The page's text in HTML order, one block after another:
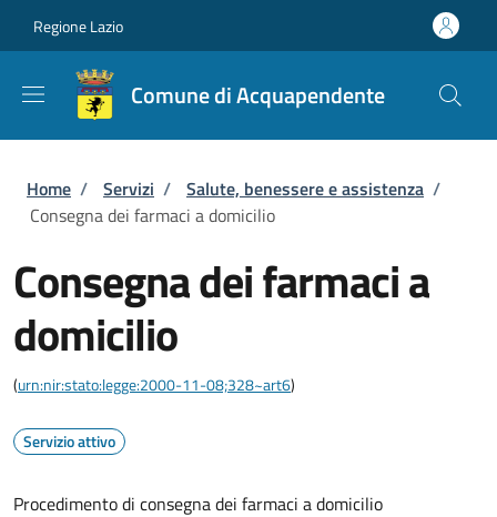
Regione Lazio
Comune di Acquapendente
Briciole di pane
Home / Servizi / Salute, benessere e assistenza /
Consegna dei farmaci a domicilio
Consegna dei farmaci a
domicilio
(urn:nir:stato:legge:2000-11-08;328~art6)
Servizio attivo
Procedimento di consegna dei farmaci a domicilio